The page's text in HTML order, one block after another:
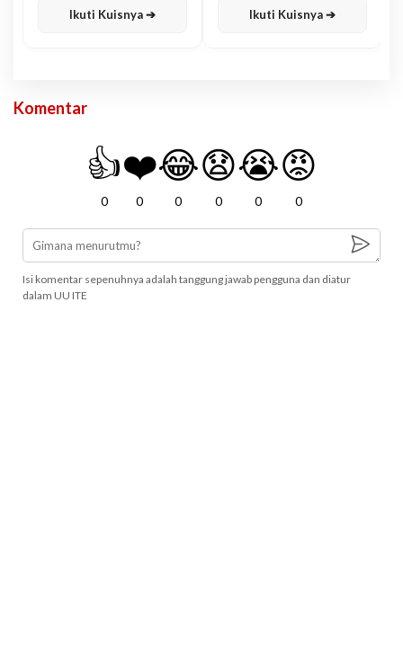
Ikuti Kuisnya ➔ Ikuti Kuisnya ➔
Komentar
👍
0
❤️
0
😂
0
😧
0
😭
0
😡
0
Isi komentar sepenuhnya adalah tanggung jawab pengguna dan diatur
dalam UU ITE